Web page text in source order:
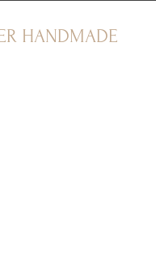
HANDMADE